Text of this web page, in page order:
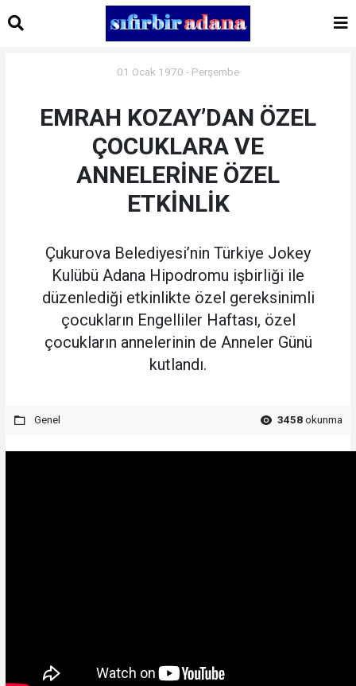
01 Ocak 1970 - Perşembe
EMRAH KOZAY’DAN ÖZEL
ÇOCUKLARA VE
ANNELERİNE ÖZEL
ETKİNLİK
Çukurova Belediyesi’nin Türkiye Jokey
Kulübü Adana Hipodromu işbirliği ile
düzenlediği etkinlikte özel gereksinimli
çocukların Engelliler Haftası, özel
çocukların annelerinin de Anneler Günü
kutlandı.
Genel 3458okunma